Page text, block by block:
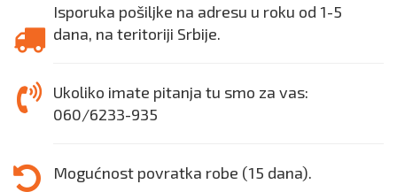
Isporuka pošiljke na adresu u roku od 1-5
dana, na teritoriji Srbije.
Ukoliko imate pitanja tu smo za vas:
060/6233-935
Mogućnost povratka robe (15 dana).